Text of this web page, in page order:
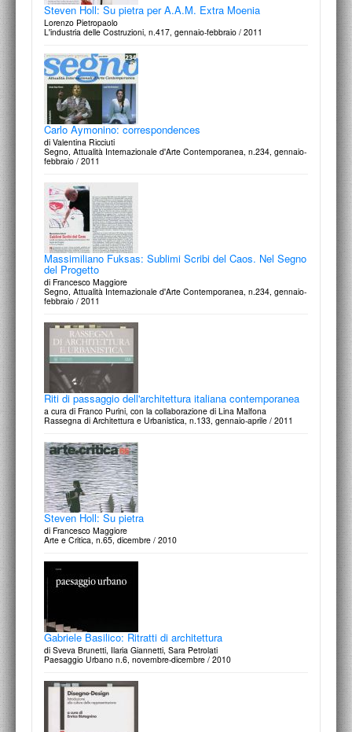
Steven Holl: Su pietra per A.A.M. Extra Moenia
Lorenzo Pietropaolo
L'industria delle Costruzioni, n.417, gennaio-febbraio / 2011
Carlo Aymonino: correspondences
di Valentina Ricciuti
Segno, Attualità Internazionale d'Arte Contemporanea, n.234, gennaio-
febbraio / 2011
Massimiliano Fuksas: Sublimi Scribi del Caos. Nel Segno
del Progetto
di Francesco Maggiore
Segno, Attualità Internazionale d'Arte Contemporanea, n.234, gennaio-
febbraio / 2011
Riti di passaggio dell'architettura italiana contemporanea
a cura di Franco Purini, con la collaborazione di Lina Malfona
Rassegna di Architettura e Urbanistica, n.133, gennaio-aprile / 2011
Steven Holl: Su pietra
di Francesco Maggiore
Arte e Critica, n.65, dicembre / 2010
Gabriele Basilico: Ritratti di architettura
di Sveva Brunetti, Ilaria Giannetti, Sara Petrolati
Paesaggio Urbano n.6, novembre-dicembre / 2010